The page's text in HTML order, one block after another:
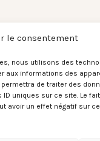
le consentement
nous utilisons des
informations des
de traiter des
uniques sur ce site. Le
avoir un effet négatif sur